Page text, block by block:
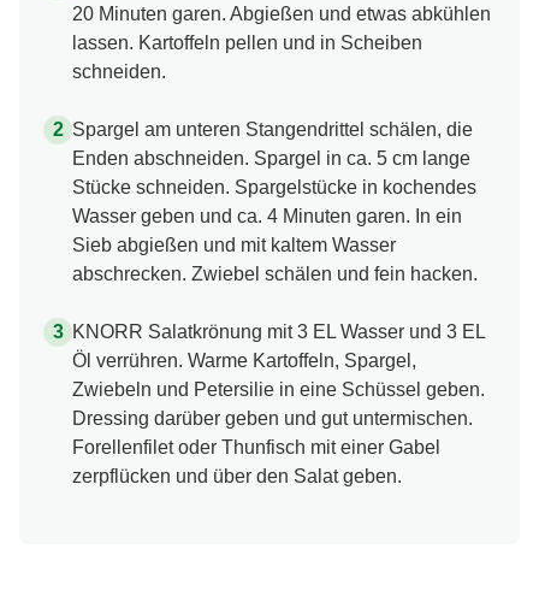
20 Minuten garen. Abgießen und etwas abkühlen
lassen. Kartoffeln pellen und in Scheiben
schneiden.
Spargel am unteren Stangendrittel schälen, die
Enden abschneiden. Spargel in ca. 5 cm lange
Stücke schneiden. Spargelstücke in kochendes
Wasser geben und ca. 4 Minuten garen. In ein
Sieb abgießen und mit kaltem Wasser
abschrecken. Zwiebel schälen und fein hacken.
KNORR Salatkrönung mit 3 EL Wasser und 3 EL
Öl verrühren. Warme Kartoffeln, Spargel,
Zwiebeln und Petersilie in eine Schüssel geben.
Dressing darüber geben und gut untermischen.
Forellenfilet oder Thunfisch mit einer Gabel
zerpflücken und über den Salat geben.